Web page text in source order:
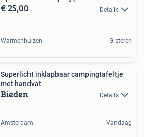
€ 25,00 Details
Warmenhuizen Gisteren
Superlicht inklapbaar campingtafeltje
met handvat
Bieden Details
Amsterdam Vandaag